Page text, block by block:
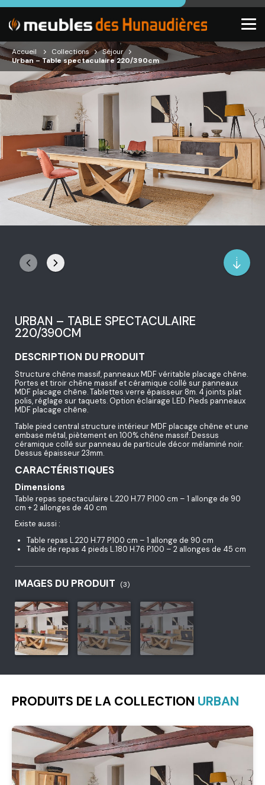
Accueil Collections
Séjour
Urban – Table spectaculaire 220/390cm
URBAN – TABLE SPECTACULAIRE
220/390CM
DESCRIPTION DU PRODUIT
Structure chêne massif, panneaux MDF véritable placage chêne.
Portes et tiroir chêne massif et céramique collé sur panneaux
MDF placage chêne. Tablettes verre épaisseur 8m. 4 joints plat
polis, réglage sur taquets. Option éclairage LED. Pieds panneaux
MDF placage chêne.
Table pied central structure intérieur MDF placage chêne et une
embase métal, piètement en 100% chêne massif. Dessus
céramique collé sur panneau de particule décor mélaminé noir.
Dessus épaisseur 23mm.
CARACTÉRISTIQUES
Dimensions
Table repas spectaculaire L.220 H.77 P.100 cm – 1 allonge de 90
cm + 2 allonges de 40 cm
Existe aussi :
Table repas L.220 H.77 P.100 cm – 1 allonge de 90 cm
Table de repas 4 pieds L.180 H.76 P.100 – 2 allonges de 45 cm
IMAGES DU PRODUIT (3)
PRODUITS DE LA COLLECTION URBAN